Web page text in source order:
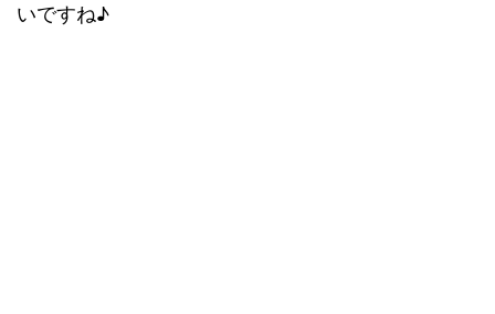
いですね♪